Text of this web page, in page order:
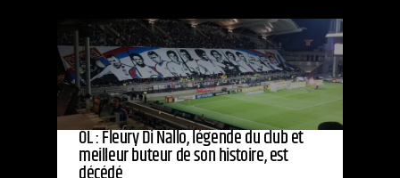
OL : Fleury Di Nallo, légende du club et
meilleur buteur de son histoire, est